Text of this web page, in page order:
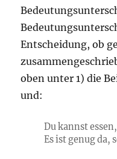
Entscheidung, ob
oben unter 1) die
und:
Du kannst essen,
Es ist genug da,